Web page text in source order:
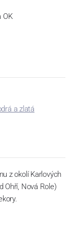
OK
a zlatá
z okolí Karlových
Ohří, Nová Role)